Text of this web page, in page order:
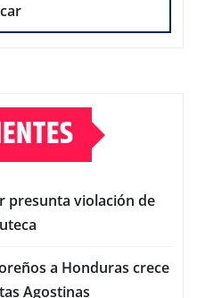
presunta violación de
a Honduras crece
Agostinas